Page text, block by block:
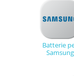
Batterie
Samsung